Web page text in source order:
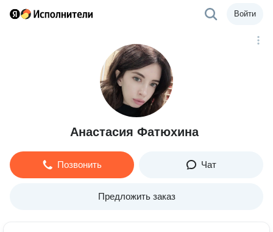
Войти
Анастасия Фатюхина
Позвонить Чат
Предложить заказ